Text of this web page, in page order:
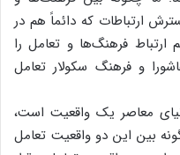
ارتباطات که دائماً هم در
فرهنگ‌ها و تعامل را
و فرهنگ سکولار تعامل
معاصر یک واقعیت است،
بین این دو واقعیت تعامل